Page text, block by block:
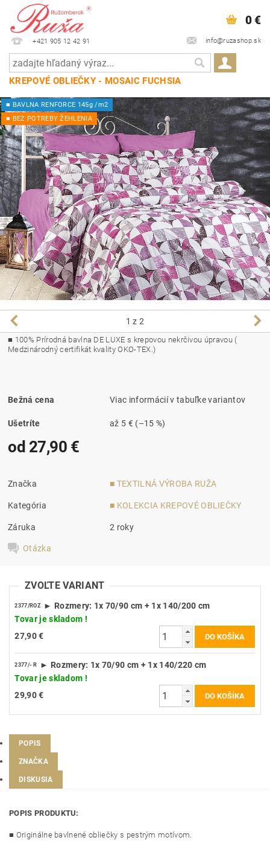
+421 905 12 42 91 info@ruzashop.sk
0 €
KREPOVÉ OBLIEČKY - MOSAIC FUCHSIA
■ BAVLNA RENFORCE 145g /m2
■ BEZ POTREBY ŽEHLENIA
1 z 2
■ 100% Prírodná bavlna DE LUXE s krepovou nekrčivou úpravou (
Medzinárodný certifikát kvality OKO-TEX.)
Bežná cena Viac informácií v tabuľke variantov
Ušetríte až 5 € (–15 %)
od 27,90 €
Značka ■ TEXTILNÁ VÝROBA RUŽA
Kategória ■ KOLEKCIA KREPOVÉ OBLIEČKY
Záruka 2 roky
Otázka
ZVOĽTE VARIANT
2377/ROZ
► Rozmery: 1x 70/90 cm + 1x 140/200 cm
Tovar je skladom !
27,90 €
2377/- R
► Rozmery: 1x 70/90 cm + 1x 140/220 cm
Tovar je skladom !
29,90 €
POPIS
ZNAČKA
DISKUSIA
POPIS PRODUKTU:
■ Originálne bavlnené obliečky s pestrým motívom.